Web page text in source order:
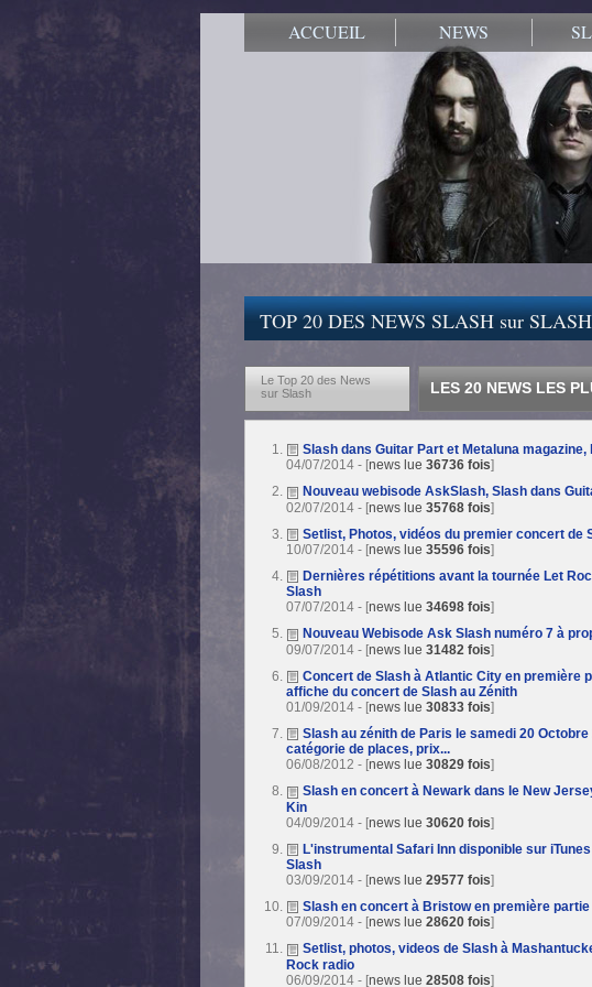
ACCUEIL NEWS
TOP 20 DES NEWS SLASH sur
Le Top 20 des News
sur Slash
LES 20 NEWS LES
Slash dans Guitar Part et Metaluna
04/07/2014 - [news lue 36736 fois]
Nouveau webisode AskSlash, Slash dans
02/07/2014 - [news lue 35768 fois]
Setlist, Photos, vidéos du premier concert de
10/07/2014 - [news lue 35596 fois]
Dernières répétitions avant la tournée Let
Slash
07/07/2014 - [news lue 34698 fois]
Nouveau Webisode Ask Slash numéro 7 à
09/07/2014 - [news lue 31482 fois]
Concert de Slash à Atlantic City en première
affiche du concert de Slash au Zénith
01/09/2014 - [news lue 30833 fois]
Slash au zénith de Paris le samedi 20
catégorie de places, prix...
06/08/2012 - [news lue 30829 fois]
Slash en concert à Newark dans le New
Kin
04/09/2014 - [news lue 30620 fois]
L'instrumental Safari Inn disponible sur
Slash
03/09/2014 - [news lue 29577 fois]
Slash en concert à Bristow en première
07/09/2014 - [news lue 28620 fois]
Setlist, photos, videos de Slash à
Rock radio
06/09/2014 - [news lue 28508 fois]